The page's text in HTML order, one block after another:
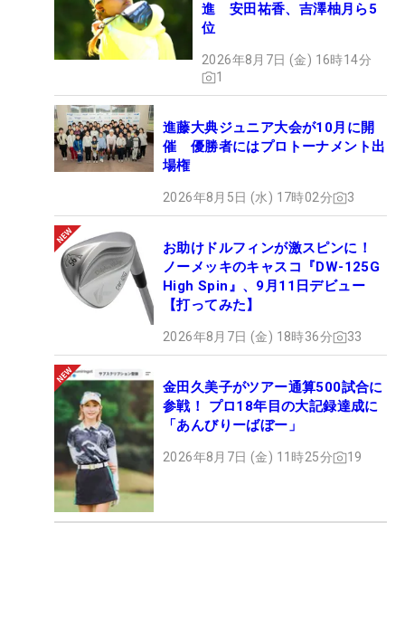
進 安田祐香、吉澤柚月ら5
位
2026年8月7日 (金) 16時14分
1
進藤大典ジュニア大会が10月に開
催 優勝者にはプロトーナメント出
場権
2026年8月5日 (水) 17時02分 3
お助けドルフィンが激スピンに！
ノーメッキのキャスコ『DW-125G
High Spin』、9月11日デビュー
【打ってみた】
2026年8月7日 (金) 18時36分 33
金田久美子がツアー通算500試合に
参戦！ プロ18年目の大記録達成に
「あんびりーばぼー」
2026年8月7日 (金) 11時25分 19